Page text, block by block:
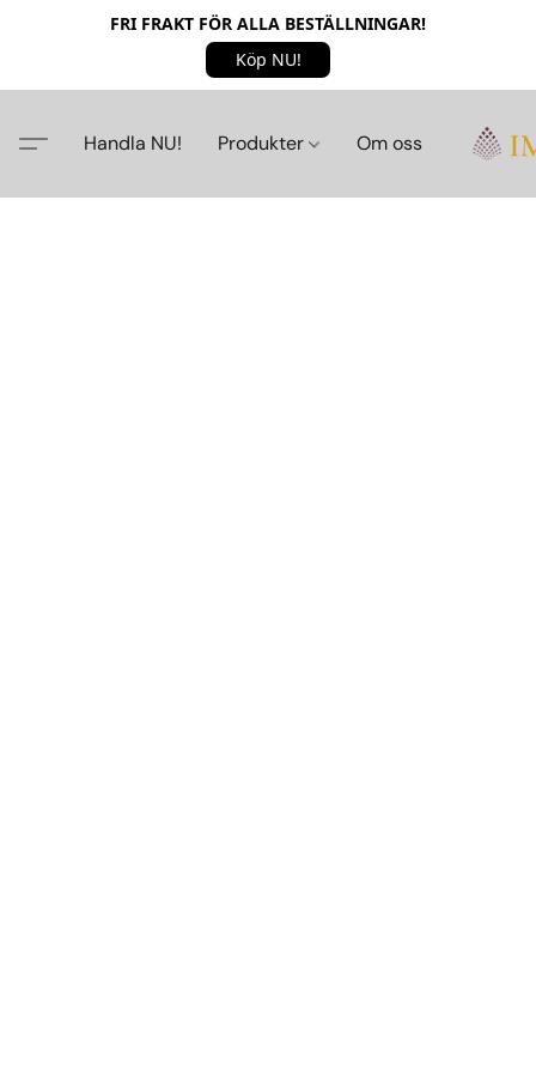
FRI FRAKT FÖR ALLA BESTÄLLNINGAR!
Köp NU!
Handla NU! Produkter Om oss